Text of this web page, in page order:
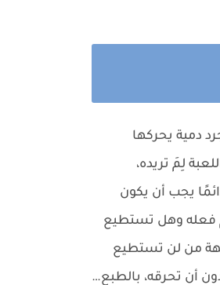
دمية يحركها
لِمَ تريده،
يجب أن يكون
فعله وهل تستطيع
من لن تستطيع
أن تحرقه، بالطبع…